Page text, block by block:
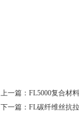
上一篇： FL5000复合材
下一篇： FL碳纤维丝抗